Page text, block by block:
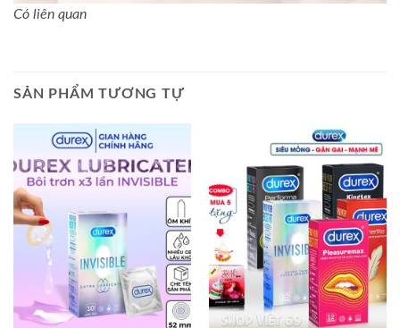
Có liên quan
SẢN PHẨM TƯƠNG TỰ